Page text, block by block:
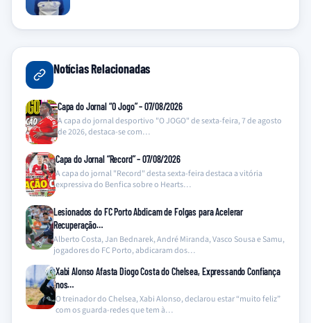
Notícias Relacionadas
Capa do Jornal “O Jogo” – 07/08/2026
A capa do jornal desportivo "O JOGO" de sexta-feira, 7 de agosto
de 2026, destaca-se com…
Capa do Jornal “Record” – 07/08/2026
A capa do jornal "Record" desta sexta-feira destaca a vitória
expressiva do Benfica sobre o Hearts…
Lesionados do FC Porto Abdicam de Folgas para Acelerar
Recuperação…
Alberto Costa, Jan Bednarek, André Miranda, Vasco Sousa e Samu,
jogadores do FC Porto, abdicaram dos…
Xabi Alonso Afasta Diogo Costa do Chelsea, Expressando Confiança
nos…
O treinador do Chelsea, Xabi Alonso, declarou estar “muito feliz”
com os guarda-redes que tem à…